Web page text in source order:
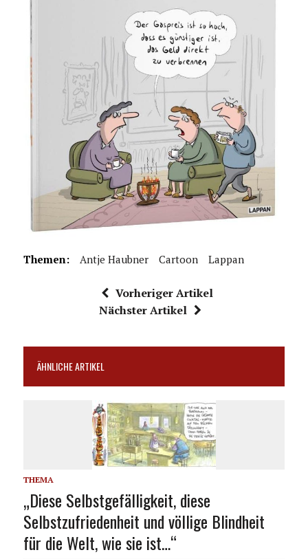
Themen: Antje Haubner Cartoon Lappan
Vorheriger Artikel
Nächster Artikel
ÄHNLICHE ARTIKEL
THEMA
„Diese Selbstgefälligkeit, diese
Selbstzufriedenheit und völlige Blindheit
für die Welt, wie sie ist…“